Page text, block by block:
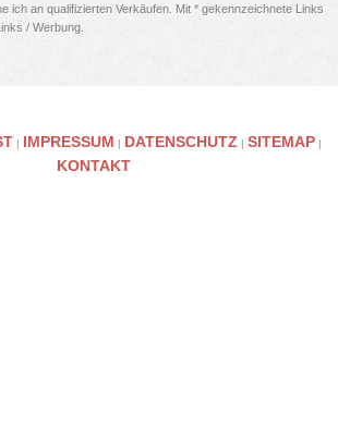
ich an qualifizierten Verkäufen. Mit * gekennzeichnete Links
/ Werbung.
| IMPRESSUM | DATENSCHUTZ | SITEMAP|
KONTAKT